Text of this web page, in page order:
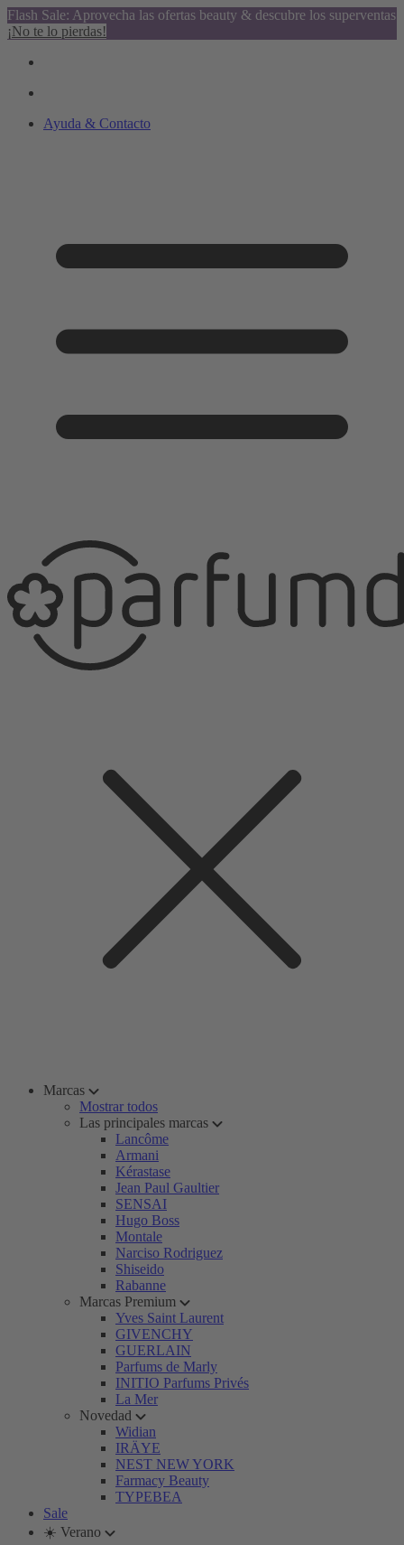
Flash Sale: Aprovecha las ofertas beauty & descubre los superventas
¡No te lo pierdas!
Ayuda & Contacto
Marcas
Mostrar todos
Las principales marcas
Lancôme
Armani
Kérastase
Jean Paul Gaultier
SENSAI
Hugo Boss
Montale
Narciso Rodriguez
Shiseido
Rabanne
Marcas Premium
Yves Saint Laurent
GIVENCHY
GUERLAIN
Parfums de Marly
INITIO Parfums Privés
La Mer
Novedad
Widian
IRÄYE
NEST NEW YORK
Farmacy Beauty
TYPEBEA
Sale
☀️ Verano